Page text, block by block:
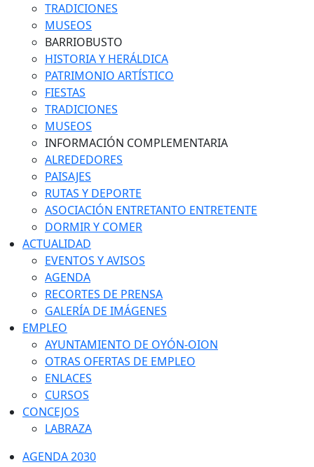
TRADICIONES
MUSEOS
BARRIOBUSTO
HISTORIA Y HERÁLDICA
PATRIMONIO ARTÍSTICO
FIESTAS
TRADICIONES
MUSEOS
INFORMACIÓN COMPLEMENTARIA
ALREDEDORES
PAISAJES
RUTAS Y DEPORTE
ASOCIACIÓN ENTRETANTO ENTRETENTE
DORMIR Y COMER
ACTUALIDAD
EVENTOS Y AVISOS
AGENDA
RECORTES DE PRENSA
GALERÍA DE IMÁGENES
EMPLEO
AYUNTAMIENTO DE OYÓN-OION
OTRAS OFERTAS DE EMPLEO
ENLACES
CURSOS
CONCEJOS
LABRAZA
AGENDA 2030